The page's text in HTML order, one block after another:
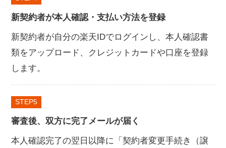
新契約者が本人確認・支払い方法を登録
新契約者が自分の楽天IDでログインし、本人確認書
類をアップロード、クレジットカードや口座を登録
します。
STEP
審査後、双方に完了メールが届く
本人確認完了の翌日以降に「契約者変更手続き（譲